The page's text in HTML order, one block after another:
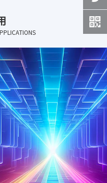
激光器 20w
纤激光器
，针对窄线宽(kHz)单频种子信号进
出
定的线偏振，单纵模，超窄线宽的
更窄的线宽，更低的相位噪声和频
激光器